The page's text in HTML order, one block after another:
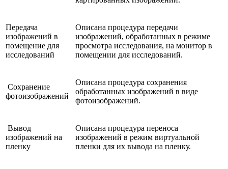
Передача
изображений в
помещение для
исследований
Описана процедура передачи
изображений, обработанных в режиме
просмотра исследования, на монитор в
помещении для исследований.
Сохранение
фотоизображений
Описана процедура сохранения
обработанных изображений в виде
фотоизображений.
Вывод
изображений на
пленку
Описана процедура переноса
изображений в режим виртуальной
пленки для их вывода на пленку.